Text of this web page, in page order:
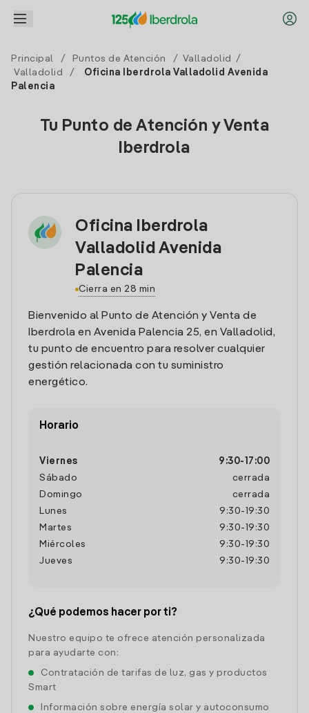
Principal / Puntos de Atención / Valladolid
/
Valladolid
/
Oficina Iberdrola Valladolid Avenida
Palencia
Tu Punto de Atención y Venta
Iberdrola
Oficina Iberdrola
Valladolid Avenida
Palencia
Cierra en 28 min
Bienvenido al Punto de Atención y Venta de
Iberdrola en Avenida Palencia 25, en Valladolid,
tu punto de encuentro para resolver cualquier
gestión relacionada con tu suministro
energético.
Horario
Viernes 9:30- 17:00
Sábado
cerrada
Domingo
cerrada
Lunes
9:30- 19:30
Martes
9:30- 19:30
Miércoles
9:30- 19:30
Jueves
9:30- 19:30
¿Qué podemos hacer por ti?
Nuestro equipo te ofrece atención personalizada
para ayudarte con:
Contratación de tarifas de luz, gas y productos
Smart
Información sobre energía solar y autoconsumo